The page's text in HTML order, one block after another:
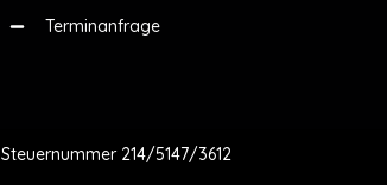
Terminanfrage
Steuernummer 214/5147/3612